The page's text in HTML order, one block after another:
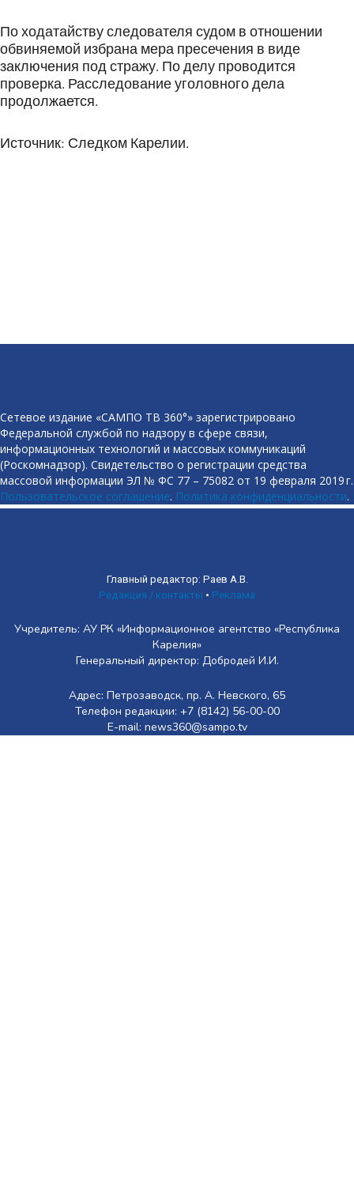
По ходатайству следователя судом в отношении
обвиняемой избрана мера пресечения в виде
заключения под стражу. По делу проводится
проверка. Расследование уголовного дела
продолжается.
Источник: Следком Карелии.
Сетевое издание «САМПО ТВ 360°» зарегистрировано
Федеральной службой по надзору в сфере связи,
информационных технологий и массовых коммуникаций
(Роскомнадзор). Свидетельство о регистрации средства
массовой информации ЭЛ № ФС 77 – 75082 от 19 февраля 2019 г.
Пользовательское соглашение. Политика конфиденциальности.
Главный редактор: Раев А.В.
Редакция / контакты • Реклама
Учредитель: АУ РК «Информационное агентство «Республика
Карелия»
Генеральный директор: Добродей И.И.
Адрес: Петрозаводск, пр. А. Невского, 65
Телефон редакции: +7 (8142) 56-00-00
E-mail: news360@sampo.tv